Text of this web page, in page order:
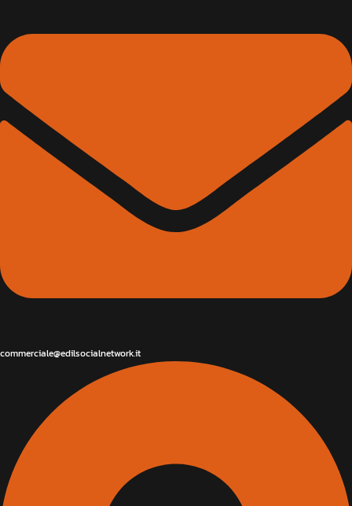
commerciale@edilsocialnetwork.it